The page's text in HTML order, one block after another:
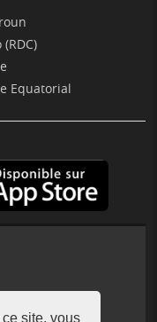
site, vous
(RDC)
Equatorial